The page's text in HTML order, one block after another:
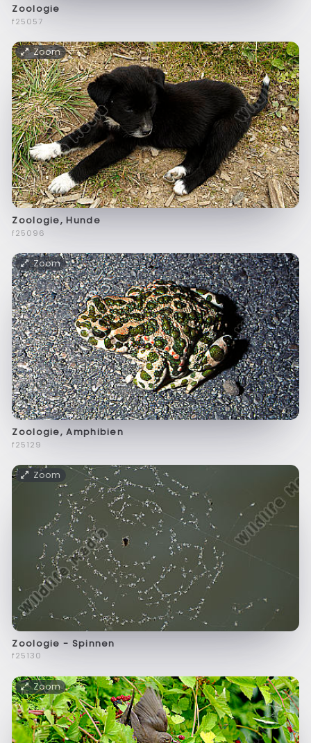
Zoologie
f25057
Zoom
Zoologie, Hunde
f25096
Zoom
Zoologie, Amphibien
f25129
Zoom
Zoologie - Spinnen
f25130
Zoom